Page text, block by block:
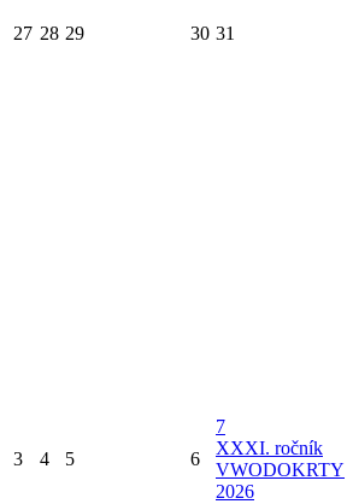
27 28 29 30 31
3 4 5 6
7
XXXI. ročník
VWODOKRTY
2026